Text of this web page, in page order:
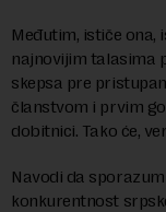
Međutim, ističe ona,
najnovijim talasima
skepsa pre
članstvom i prvim
dobitnici. Tako će,
Navodi da
konkurentnost